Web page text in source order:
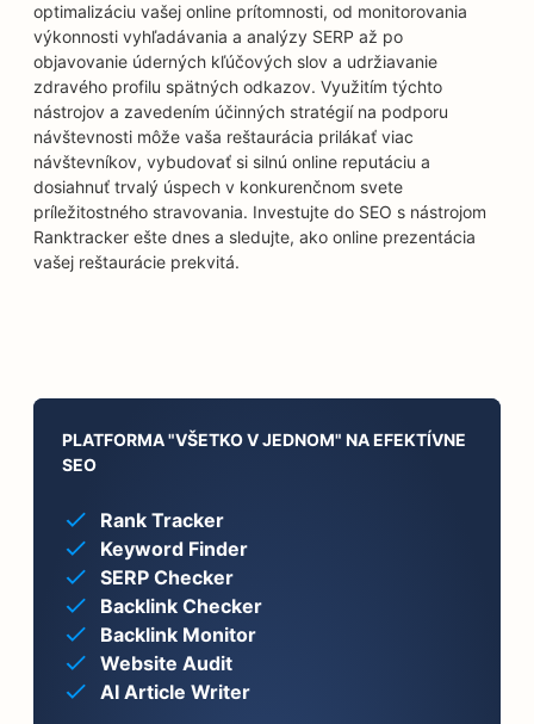
optimalizáciu vašej online prítomnosti, od monitorovania
výkonnosti vyhľadávania a analýzy SERP až po
objavovanie úderných kľúčových slov a udržiavanie
zdravého profilu spätných odkazov. Využitím týchto
nástrojov a zavedením účinných stratégií na podporu
návštevnosti môže vaša reštaurácia prilákať viac
návštevníkov, vybudovať si silnú online reputáciu a
dosiahnuť trvalý úspech v konkurenčnom svete
príležitostného stravovania. Investujte do SEO s nástrojom
Ranktracker ešte dnes a sledujte, ako online prezentácia
vašej reštaurácie prekvitá.
PLATFORMA "VŠETKO V JEDNOM" NA EFEKTÍVNE
SEO
Rank Tracker
Keyword Finder
SERP Checker
Backlink Checker
Backlink Monitor
Website Audit
AI Article Writer